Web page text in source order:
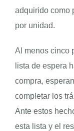
adquirido como
por unidad.
Al menos cinco
lista de espera
compra,
completar los
Ante estos
esta lista y el